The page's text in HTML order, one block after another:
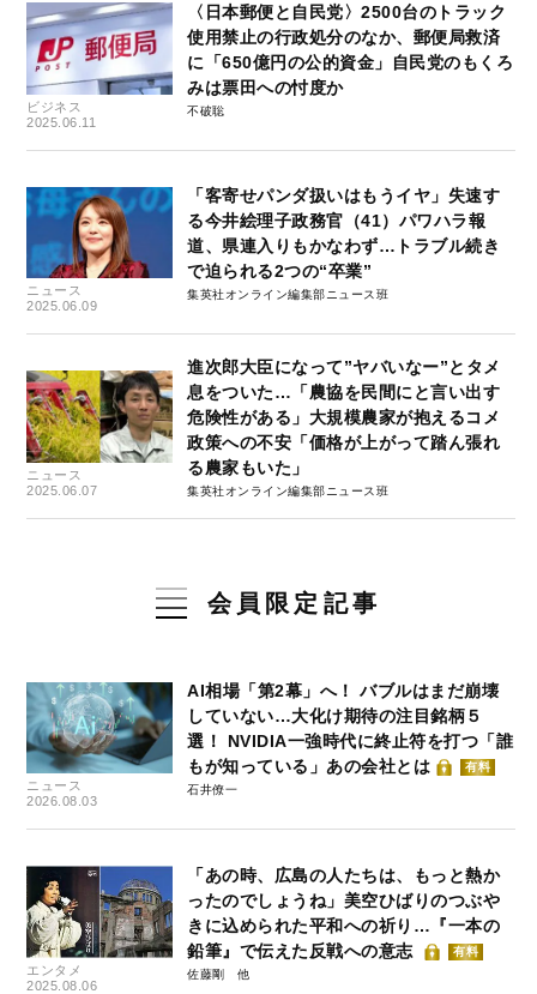
ビジネス
2025.06.11
〈日本郵便と自民党〉2500台のトラック
使用禁止の行政処分のなか、郵便局救済
に「650億円の公的資金」自民党のもくろ
みは票田への忖度か
不破聡
ニュース
2025.06.09
「客寄せパンダ扱いはもうイヤ」失速す
る今井絵理子政務官（41）パワハラ報
道、県連入りもかなわず…トラブル続き
で迫られる2つの“卒業”
集英社オンライン編集部ニュース班
ニュース
2025.06.07
進次郎大臣になって”ヤバいなー”とタメ
息をついた…「農協を民間にと言い出す
危険性がある」大規模農家が抱えるコメ
政策への不安「価格が上がって踏ん張れ
る農家もいた」
集英社オンライン編集部ニュース班
会員限定記事
ニュース
2026.08.03
AI相場「第2幕」へ！ バブルはまだ崩壊
していない…大化け期待の注目銘柄５
選！ NVIDIA一強時代に終止符を打つ「誰
もが知っている」あの会社とは
有料
石井僚一
エンタメ
2025.08.06
「あの時、広島の人たちは、もっと熱か
ったのでしょうね」美空ひばりのつぶや
きに込められた平和への祈り…『一本の
鉛筆』で伝えた反戦への意志
有料
佐藤剛